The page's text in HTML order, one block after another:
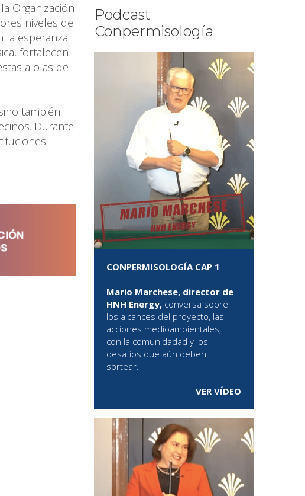
Organización
niveles de
la esperanza
fortalecen
a olas de
también
Durante
Podcast
Conpermisología
CONPERMISOLOGÍA CAP 1
Mario Marchese, director de
HNH Energy, conversa sobre
los alcances del proyecto, las
acciones medioambientales,
con la comunidadad y los
desafíos que aún deben
sortear.
VER VÍDEO